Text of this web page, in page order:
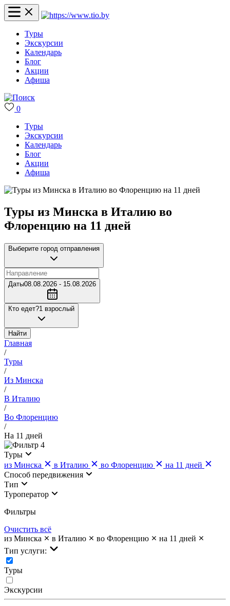
Туры
Экскурсии
Календарь
Блог
Акции
Афиша
0
Туры
Экскурсии
Календарь
Блог
Акции
Афиша
Туры из Минска в Италию во
Флоренцию на 11 дней
Выберите город отправления
Даты08.08.2026 - 15.08.2026
Кто едет?1 взрослый
Найти
Главная
/
Туры
/
Из Минска
/
В Италию
/
Во Флоренцию
/
На 11 дней
4
Туры
из Минска
в Италию во Флоренцию
на 11 дней
Cпособ передвижения
Тип
Туроператор
Фильтры
Очистить всё
из Минска
в Италию во Флоренцию
на 11 дней
Тип услуги:
Туры
Экскурсии